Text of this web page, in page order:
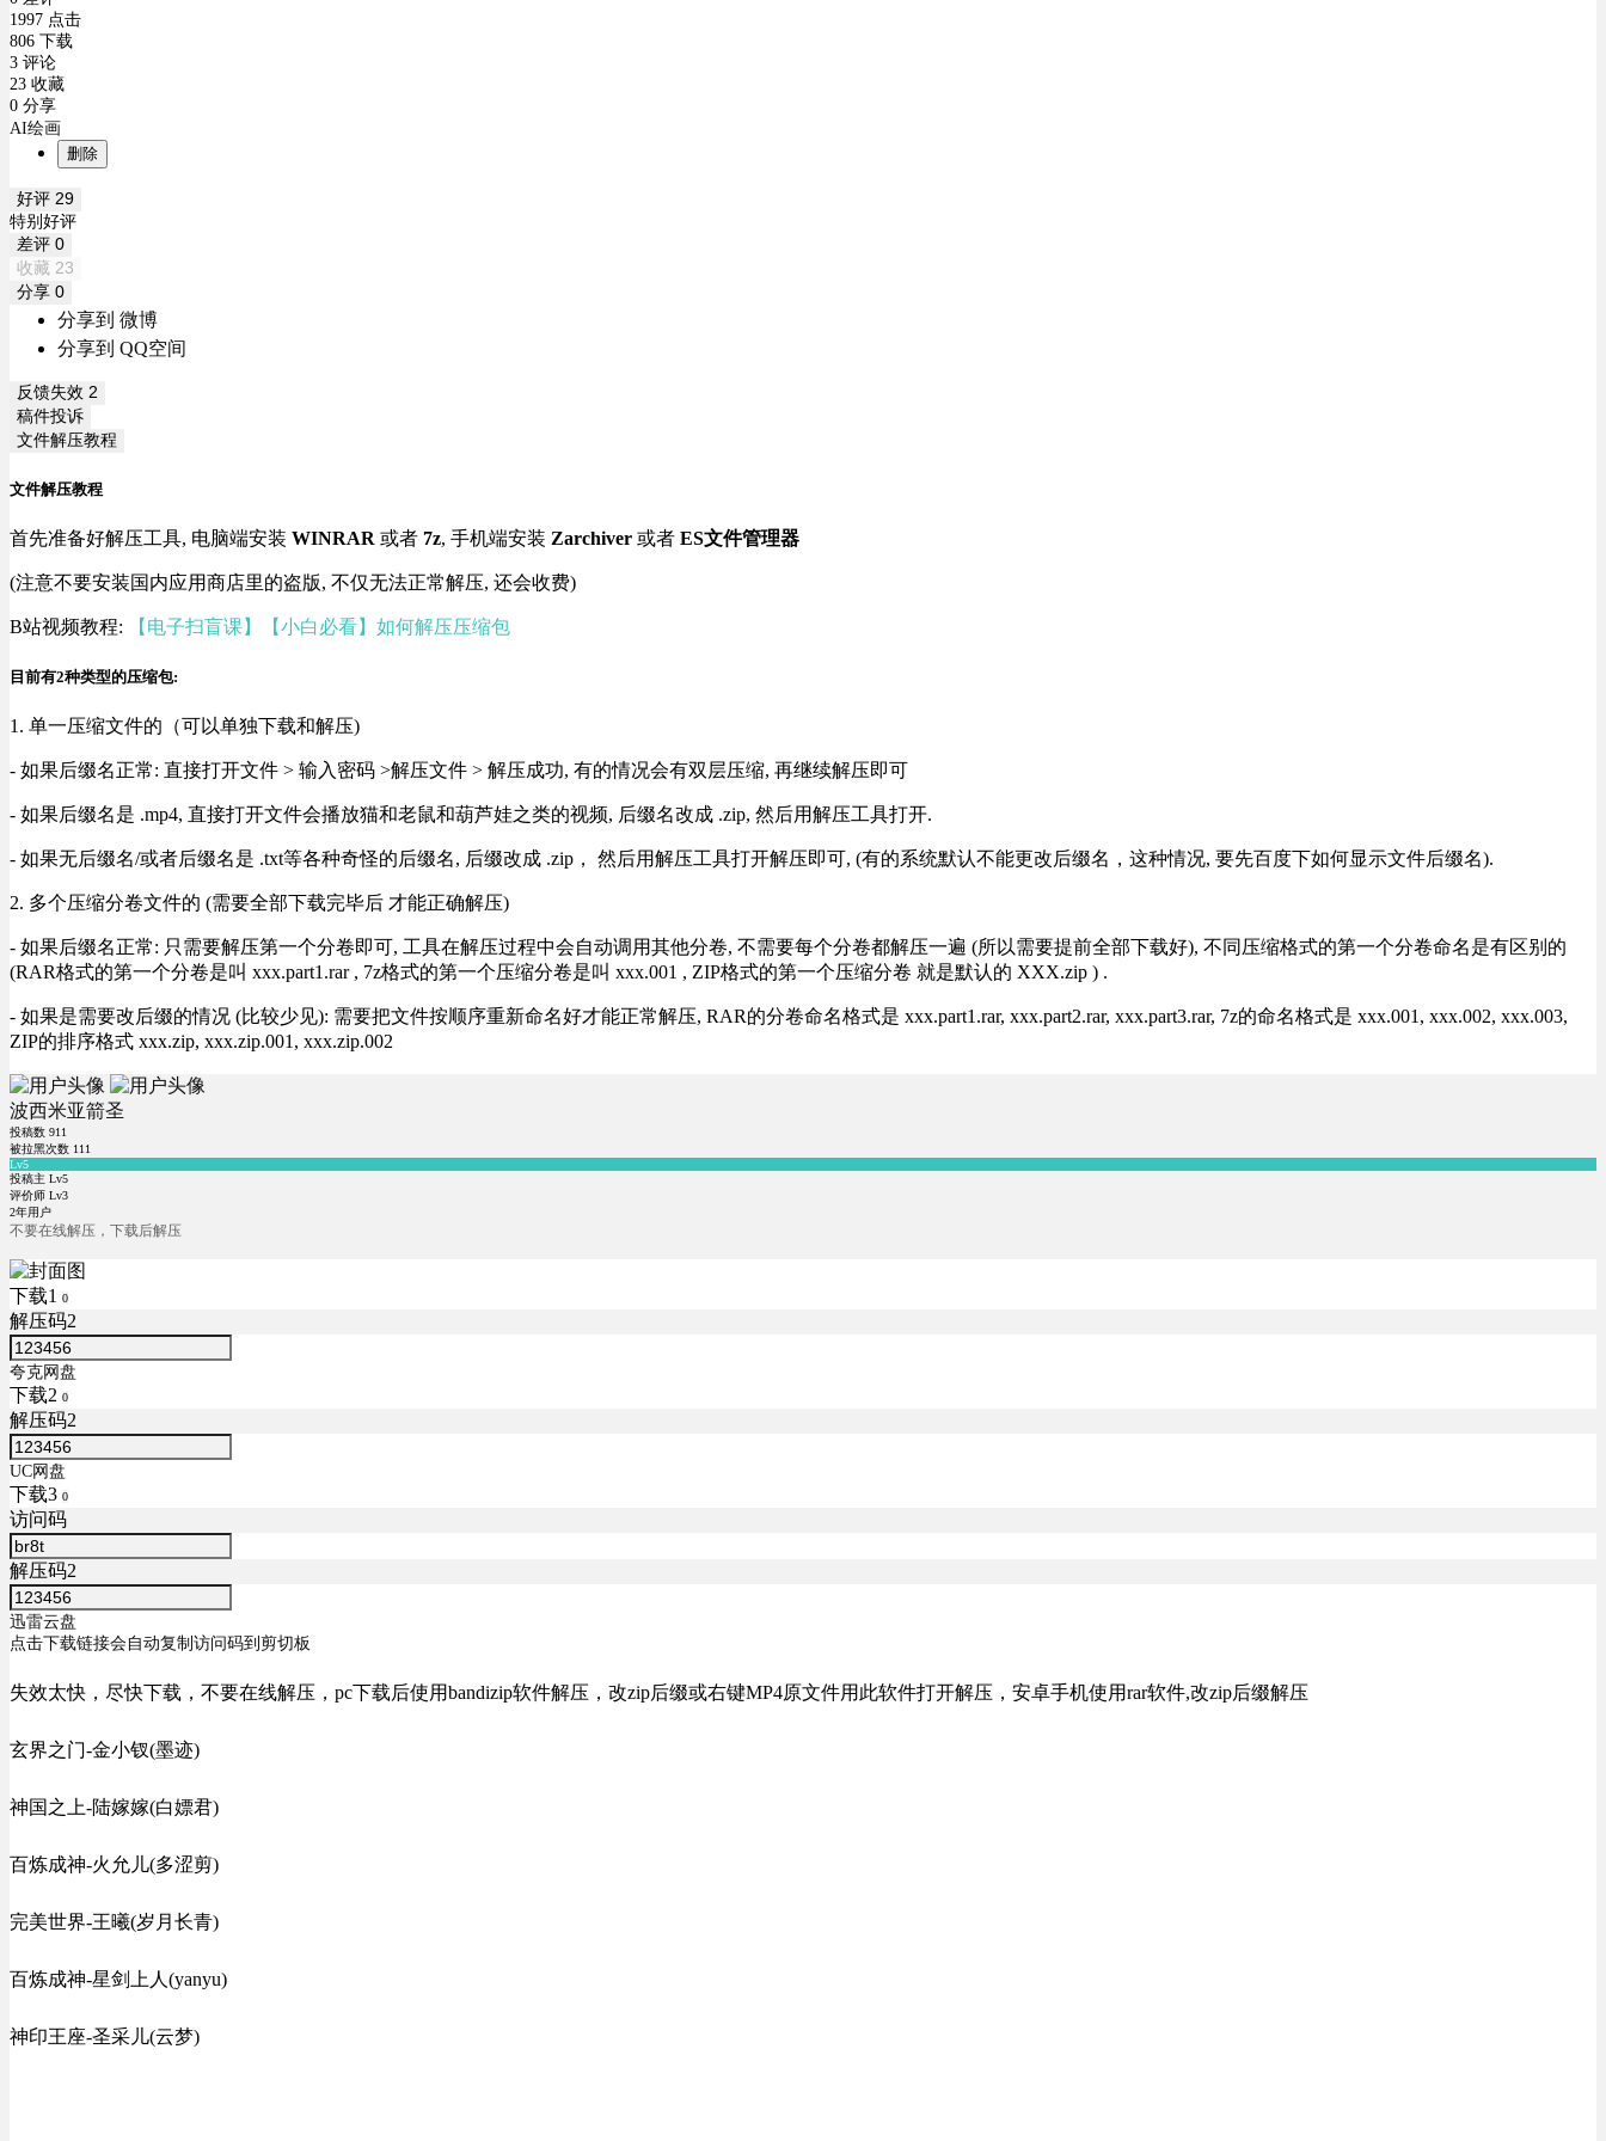
1997 点击
806 下载
3 评论
23 收藏
0 分享
AI绘画
删除
好评 29
特别好评
差评 0
收藏 23
分享 0
分享到 微博
分享到 QQ空间
反馈失效 2
稿件投诉
文件解压教程
文件解压教程
首先准备好解压工具, 电脑端安装 WINRAR 或者 7z, 手机端安装 Zarchiver 或者 ES文件管理器
(注意不要安装国内应用商店里的盗版, 不仅无法正常解压, 还会收费)
B站视频教程: 【电子扫盲课】【小白必看】如何解压压缩包
目前有2种类型的压缩包:
1. 单一压缩文件的（可以单独下载和解压)
- 如果后缀名正常: 直接打开文件 > 输入密码 >解压文件 > 解压成功, 有的情况会有双层压缩, 再继续解压即可
- 如果后缀名是 .mp4, 直接打开文件会播放猫和老鼠和葫芦娃之类的视频, 后缀名改成 .zip, 然后用解压工具打开.
- 如果无后缀名/或者后缀名是 .txt等各种奇怪的后缀名, 后缀改成 .zip， 然后用解压工具打开解压即可, (有的系统默认不能更改后缀名，这种情况, 要先百度下如何显示文件后缀名).
2. 多个压缩分卷文件的 (需要全部下载完毕后 才能正确解压)
- 如果后缀名正常: 只需要解压第一个分卷即可, 工具在解压过程中会自动调用其他分卷, 不需要每个分卷都解压一遍 (所以需要提前全部下载好), 不同压缩格式的第一个分卷命名是有区别的
(RAR格式的第一个分卷是叫 xxx.part1.rar , 7z格式的第一个压缩分卷是叫 xxx.001 , ZIP格式的第一个压缩分卷 就是默认的 XXX.zip ) .
- 如果是需要改后缀的情况 (比较少见): 需要把文件按顺序重新命名好才能正常解压, RAR的分卷命名格式是 xxx.part1.rar, xxx.part2.rar, xxx.part3.rar, 7z的命名格式是 xxx.001, xxx.002, xxx.003,
ZIP的排序格式 xxx.zip, xxx.zip.001, xxx.zip.002
波西米亚箭圣
投稿数 911
被拉黑次数 111
Lv5
投稿主 Lv5
评价师 Lv3
2年用户
不要在线解压，下载后解压
下载1 0
解压码2
夸克网盘
下载2 0
解压码2
UC网盘
下载3 0
访问码
解压码2
迅雷云盘
点击下载链接会自动复制访问码到剪切板
失效太快，尽快下载，不要在线解压，pc下载后使用bandizip软件解压，改zip后缀或右键MP4原文件用此软件打开解压，安卓手机使用rar软件,改zip后缀解压
玄界之门-金小钗(墨迹)
神国之上-陆嫁嫁(白嫖君)
百炼成神-火允儿(多涩剪)
完美世界-王曦(岁月长青)
百炼成神-星剑上人(yanyu)
神印王座-圣采儿(云梦)